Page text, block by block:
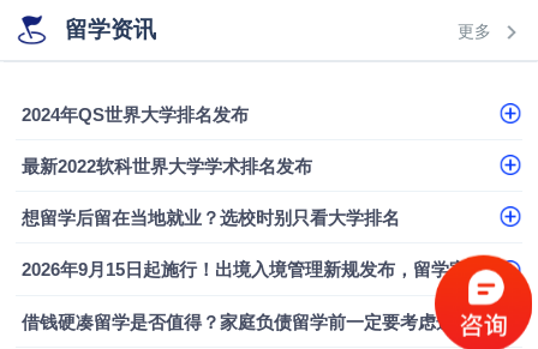
融会计硕士实录
从上海财大2+2到谢菲尔德：低均分逆袭QS百强金
融会计硕士实录
​恭喜Z同学荣获剑桥大学录取
留学资讯 更多
2024年QS世界大学排名发布
最新2022软科世界大学学术排名发布
想留学后留在当地就业？选校时别只看大学排名
2026年9月15日起施行！出境入境管理新规发布，留学家庭需要关注什么？
借钱硬凑留学是否值得？家庭负债留学前一定要考虑这几个问题